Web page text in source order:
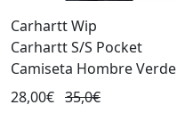
Carhartt Wip
Carhartt S/S Pocket
Camiseta Hombre Verde
28,00€ 35,0€